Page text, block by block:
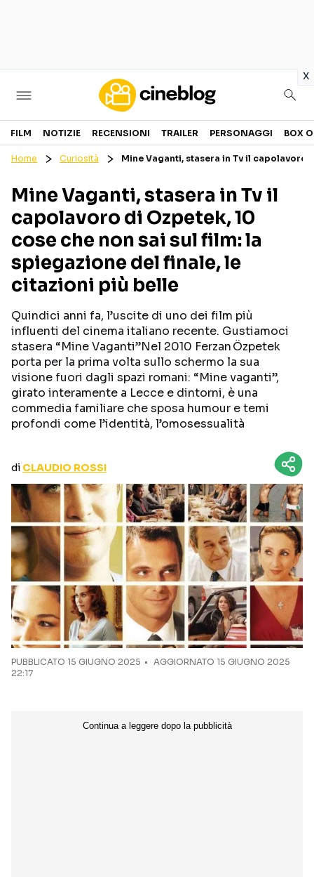
x
Cinema
GENERI
PERSONAGGI
CANALI STREAMING
Categorie
CURIOSITÀ
RECENSIONI
BOX OFFICE
Seguici sui social
FILM NOTIZIE RECENSIONI TRAILER PERSONAGGI BOX
Home Curiosità Mine Vaganti, stasera in Tv il capolavoro
Mine Vaganti, stasera in Tv il
capolavoro di Ozpetek, 10
cose che non sai sul film: la
spiegazione del finale, le
citazioni più belle
Quindici anni fa, l’uscite di uno dei film più
influenti del cinema italiano recente. Gustiamoci
stasera “Mine Vaganti”Nel 2010 Ferzan Özpetek
porta per la prima volta sullo schermo la sua
visione fuori dagli spazi romani: “Mine vaganti”,
girato interamente a Lecce e dintorni, è una
commedia familiare che sposa humour e temi
profondi come l’identità, l’omosessualità
di CLAUDIO ROSSI
PUBBLICATO 15 GIUGNO 2025
AGGIORNATO 15 GIUGNO 2025
22:17